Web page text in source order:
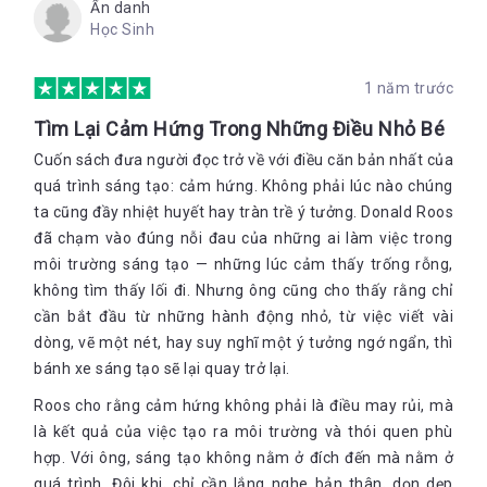
hoàn thành xuất sắc phần biên tập).
Phương pháp danh sách Việc-Đừng-Làm dựa trên quan niệm
rằng bạn không thể, và cũng không cần phải làm hết mọi việc.
Chúng ta thường cho rằng “bận rộn” tương đương với “thành
công”, và để thành công, ta cần làm nhiều việc càng tốt. Tuy
nhiên, người ôm đồm quá nhiều việc cuối cùng lại chẳng hoàn
thành được bao nhiêu. Vì vậy, cách này không bao giờ hiệu
quả. Tốt hơn là bạn nên chọn làm một số việc mình làm tốt và
bỏ qua những việc còn lại, dù đó là việc thú vị. Quyết định này
giúp bạn cảm thấy bình yên, vì não bộ sẽ không còn liên tục
nhắc nhở bạn về “công việc dang dở” cần làm. Những cảm giác
không thoải mái sẽ tan biến.
“Việc cần làm” là gì? Đó là những phần việc nhỏ của một công
việc lớn, có thể là việc gia đình, bạn bè, công việc,... những
phần việc nhỏ đó lại được chia thành các đầu việc nhỏ hơn và
liên tục phân nhánh thêm nữa - rất giống hình ảnh của một
cái cây to. Danh sách việc cần làm càng dài, bạn càng phải
việc đó. Vì vậy, giới hạn tối đa số lượng việc cần làm là rất quan
trọng. Hãy đánh giá xem việc nào thật sự giúp bạn hoàn thành
dự án. Chọn ra ba việc và chuyển thẳng những việc còn lại
sang Danh sách Việc-Đừng-Làm. Bạn sẽ không làm những việc
Việc đưa ra lựa chọn giúp bạn hiểu bản thân hơn. Nếu chỉ chọn
Ẩn danh
Học Sinh
1 năm trước
Tìm Lại Cảm Hứng Trong Những Điều Nhỏ Bé
Cuốn sách đưa người đọc trở về với điều căn bản nhất của
quá trình sáng tạo: cảm hứng. Không phải lúc nào chúng
ta cũng đầy nhiệt huyết hay tràn trề ý tưởng. Donald Roos
đã chạm vào đúng nỗi đau của những ai làm việc trong
môi trường sáng tạo — những lúc cảm thấy trống rỗng,
không tìm thấy lối đi. Nhưng ông cũng cho thấy rằng chỉ
cần bắt đầu từ những hành động nhỏ, từ việc viết vài
dòng, vẽ một nét, hay suy nghĩ một ý tưởng ngớ ngẩn, thì
bánh xe sáng tạo sẽ lại quay trở lại.
Roos cho rằng cảm hứng không phải là điều may rủi, mà
là kết quả của việc tạo ra môi trường và thói quen phù
hợp. Với ông, sáng tạo không nằm ở đích đến mà nằm ở